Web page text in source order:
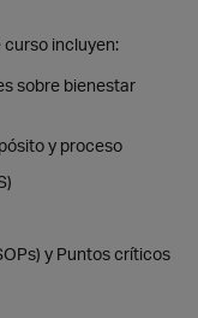
incluyen:
sobre bienestar
y proceso
y Puntos críticos